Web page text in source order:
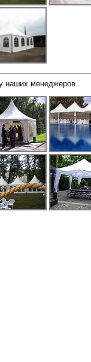
наших менеджеров.